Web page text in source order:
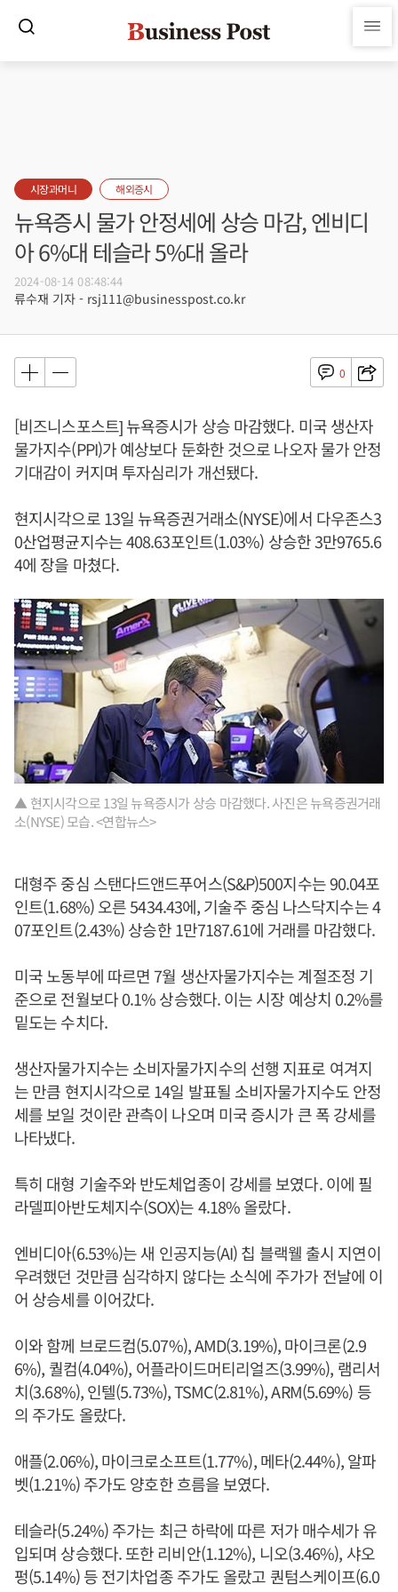
시장과머니 해외증시
뉴욕증시 물가 안정세에 상승 마감, 엔비디
아 6%대 테슬라 5%대 올라
2024-08-14 08:48:44
류수재 기자 - rsj111@businesspost.co.kr
0
[비즈니스포스트] 뉴욕증시가 상승 마감했다. 미국 생산자
물가지수(PPI)가 예상보다 둔화한 것으로 나오자 물가 안정
기대감이 커지며 투자심리가 개선됐다.
현지시각으로 13일 뉴욕증권거래소(NYSE)에서 다우존스3
0산업평균지수는 408.63포인트(1.03%) 상승한 3만9765.6
4에 장을 마쳤다.
▲ 현지시각으로 13일 뉴욕증시가 상승 마감했다. 사진은 뉴욕증권거래
소(NYSE) 모습. <연합뉴스>
대형주 중심 스탠다드앤드푸어스(S&P)500지수는 90.04포
인트(1.68%) 오른 5434.43에, 기술주 중심 나스닥지수는 4
07포인트(2.43%) 상승한 1만7187.61에 거래를 마감했다.
미국 노동부에 따르면 7월 생산자물가지수는 계절조정 기
준으로 전월보다 0.1% 상승했다. 이는 시장 예상치 0.2%를
밑도는 수치다.
생산자물가지수는 소비자물가지수의 선행 지표로 여겨지
는 만큼 현지시각으로 14일 발표될 소비자물가지수도 안정
세를 보일 것이란 관측이 나오며 미국 증시가 큰 폭 강세를
나타냈다.
특히 대형 기술주와 반도체업종이 강세를 보였다. 이에 필
라델피아반도체지수(SOX)는 4.18% 올랐다.
엔비디아(6.53%)는 새 인공지능(AI) 칩 블랙웰 출시 지연이
우려했던 것만큼 심각하지 않다는 소식에 주가가 전날에 이
어 상승세를 이어갔다.
이와 함께 브로드컴(5.07%), AMD(3.19%), 마이크론(2.9
6%), 퀄컴(4.04%), 어플라이드머티리얼즈(3.99%), 램리서
치(3.68%), 인텔(5.73%), TSMC(2.81%), ARM(5.69%) 등
의 주가도 올랐다.
애플(2.06%), 마이크로소프트(1.77%), 메타(2.44%), 알파
벳(1.21%) 주가도 양호한 흐름을 보였다.
테슬라(5.24%) 주가는 최근 하락에 따른 저가 매수세가 유
입되며 상승했다. 또한 리비안(1.12%), 니오(3.46%), 샤오
펑(5.14%) 등 전기차업종 주가도 올랐고 퀀텀스케이프(6.0